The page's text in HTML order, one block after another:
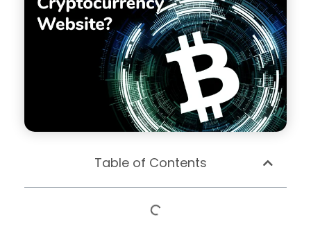
Table of Contents